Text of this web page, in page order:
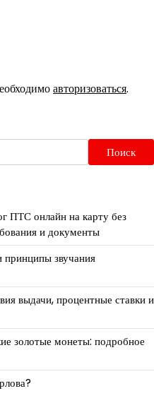
авторизоваться.
Поиск
ПТС онлайн на карту без
и документы
принципы звучания
выдачи, процентные ставки и
золотые монеты: подробное